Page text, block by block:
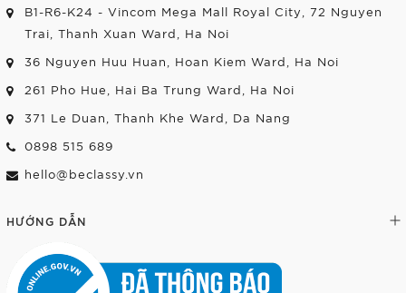
B1-R6-K24 - Vincom Mega Mall Royal City, 72 Nguyen
Trai, Thanh Xuan Ward, Ha Noi
36 Nguyen Huu Huan, Hoan Kiem Ward, Ha Noi
261 Pho Hue, Hai Ba Trung Ward, Ha Noi
371 Le Duan, Thanh Khe Ward, Da Nang
0898 515 689
hello@beclassy.vn
HƯỚNG DẪN